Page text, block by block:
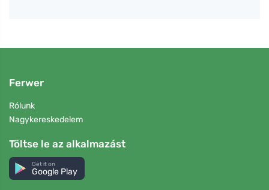
Ferwer
Rólunk
Nagykereskedelem
Töltse le az alkalmazást
Get it on
Google Play